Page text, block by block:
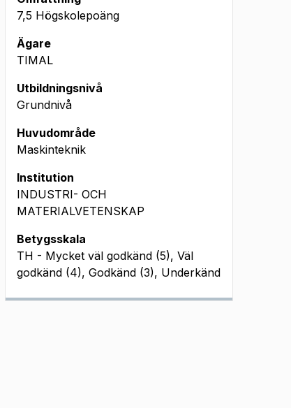
7,5 Högskolepoäng
Ägare
TIMAL
Utbildningsnivå
Grundnivå
Huvudområde
Maskinteknik
Institution
INDUSTRI- OCH
MATERIALVETENSKAP
Betygsskala
TH - Mycket väl godkänd (5), Väl
godkänd (4), Godkänd (3), Underkänd